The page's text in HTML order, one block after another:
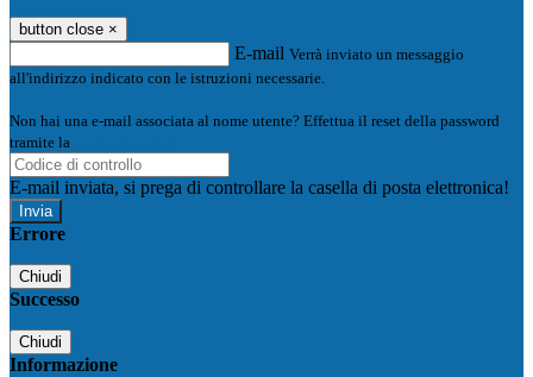
button close ×
E-mail Verrà inviato un messaggio
all'indirizzo indicato con le istruzioni necessarie.
Non hai una e-mail associata al nome utente? Effettua il reset della password
tramite la
E-mail inviata, si prega di controllare la casella di posta elettronica!
Errore
Chiudi
Successo
Chiudi
Informazione